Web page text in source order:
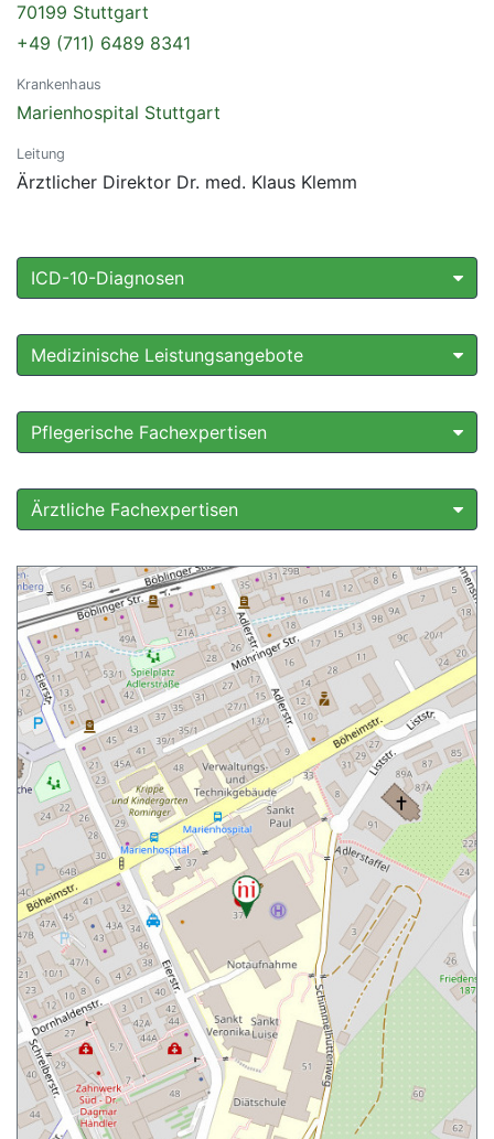
70199 Stuttgart
+49 (711) 6489 8341
Krankenhaus
Marienhospital Stuttgart
Leitung
Ärztlicher Direktor Dr. med. Klaus Klemm
ICD-10-Diagnosen
Medizinische Leistungsangebote
Pflegerische Fachexpertisen
Ärztliche Fachexpertisen